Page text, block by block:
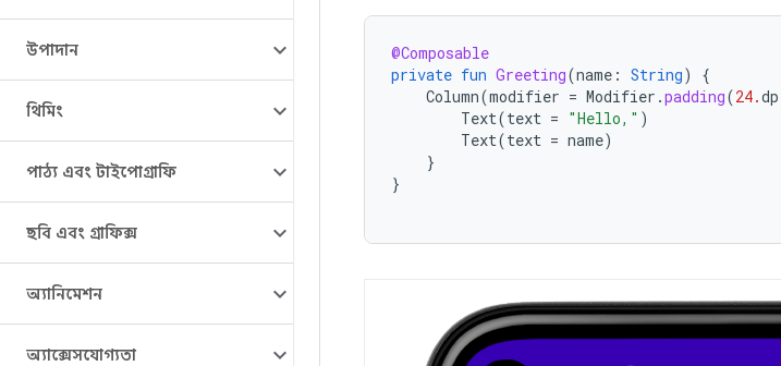
উপাদান
থিমিং
পাঠ্য এবং টাইপোগ্রাফি
ছবি এবং গ্রাফিক্স
অ্যানিমেশন
অ্যাক্সেসযোগ্যতা
@Composable
private fun Greeting(name : String)
{
Column(modifier = Modifier .padding(24.dp
Text(text = "Hello," )
Text(text = name)
}
}